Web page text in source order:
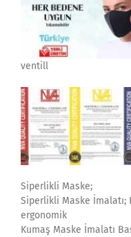
ventill
Siperlikli Maske;
Siperlikli Maske
ergonomik
Kumaş Maske İmalatı